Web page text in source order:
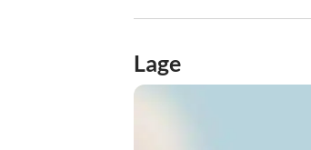
Lage